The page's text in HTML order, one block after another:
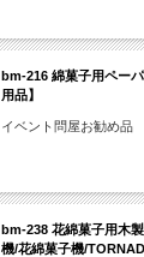
bm-216 綿菓子用ペー
用品】
イベント問屋お勧め品
bm-238 花綿菓子用木
機/花綿菓子機/